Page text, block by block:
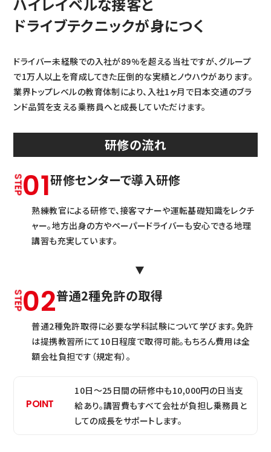
ドライブテクニックが身につく
ドライバー未経験での入社が89%を超える当社ですが、グループ
で1万人以上を育成してきた圧倒的な実績とノウハウがあります。
業界トップレベルの教育体制により、入社1ヶ月で日本交通のブラ
ンド品質を支える乗務員へと成長していただけます。
研修の流れ
01研修センターで導入研修
熟練教官による研修で、接客マナーや運転基礎知識をレクチ
ャー。地方出身の方やペーパードライバーも安心できる地理
講習も充実しています。
02普通2種免許の取得
普通2種免許取得に必要な学科試験について学びます。免許
は提携教習所にて10日程度で取得可能。もちろん費用は全
額会社負担です（規定有）。
10日〜25日間の研修中も10,000円の日当支
給あり。講習費もすべて会社が負担し乗務員と
しての成長をサポートします。